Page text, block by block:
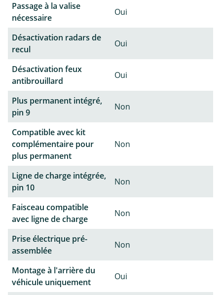
Passage à la valise
nécessaire
Oui
Désactivation radars de
recul
Oui
Désactivation feux
antibrouillard
Oui
Plus permanent intégré,
pin 9
Non
Compatible avec kit
complémentaire pour
plus permanent
Non
Ligne de charge intégrée,
pin 10
Non
Faisceau compatible
avec ligne de charge
Non
Prise électrique pré-
assemblée
Non
Montage à l'arrière du
véhicule uniquement
Oui